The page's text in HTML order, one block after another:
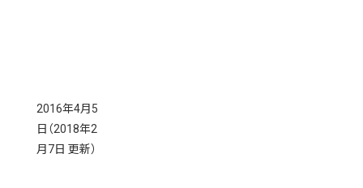
2016年4月5
日 （2018年2
月7日 更新）